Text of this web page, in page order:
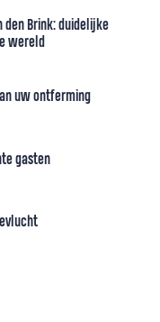
den Brink: duidelijke
wereld
uw ontferming
gasten